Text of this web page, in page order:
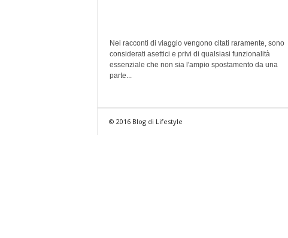
Nei racconti di viaggio vengono citati raramente, sono
considerati asettici e privi di qualsiasi funzionalità
essenziale che non sia l'ampio spostamento da una
parte...
© 2016 Blog di Lifestyle